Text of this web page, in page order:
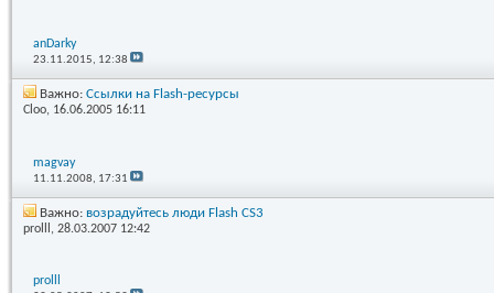
anDarky
23.11.2015, 12:38
Важно: Ссылки на Flash-ресурсы
Cloo, 16.06.2005 16:11
magvay
11.11.2008, 17:31
Важно: возрадуйтесь люди Flash CS3
prolll , 28.03.2007 12:42
prolll